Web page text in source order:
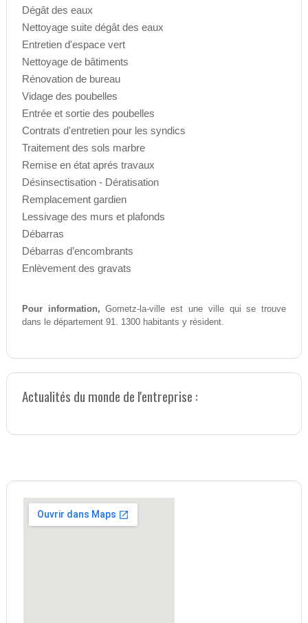
Dégât des eaux
Nettoyage suite dégât des eaux
Entretien d'espace vert
Nettoyage de bâtiments
Rénovation de bureau
Vidage des poubelles
Entrée et sortie des poubelles
Contrats d'entretien pour les syndics
Traitement des sols marbre
Remise en état aprés travaux
Désinsectisation - Dératisation
Remplacement gardien
Lessivage des murs et plafonds
Débarras
Débarras d’encombrants
Enlèvement des gravats
Pour information, Gometz-la-ville est une ville qui se trouve
dans le département 91. 1300 habitants y résident.
Actualités du monde de l'entreprise :